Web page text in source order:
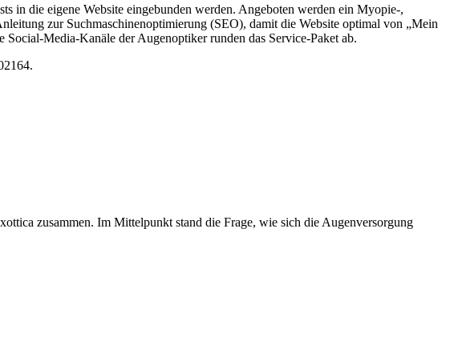
in die eigene Website eingebunden werden. Angeboten werden ein Myopie-,
zur Suchmaschinenoptimierung (SEO), damit die Website optimal von „Mein
Media-Kanäle der Augenoptiker runden das Service-Paket ab.
zusammen. Im Mittelpunkt stand die Frage, wie sich die Augenversorgung